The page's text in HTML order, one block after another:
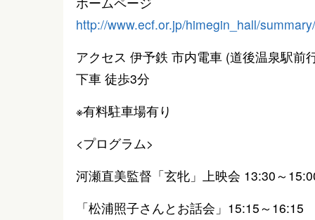
http://www.ecf.or.jp/himegin_hall/
アクセス 伊予鉄 市内電車 (道後温泉駅前
下車 徒歩3分
※有料駐車場有り
<プログラム>
河瀬直美監督「玄牝」上映会 13:30～
「松浦照子さんとお話会」15:15～16:15